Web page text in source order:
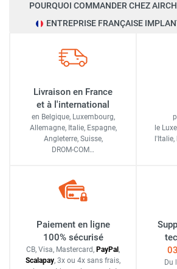
POURQUOI COMMANDER CHEZ
ENTREPRISE FRANÇAISE
Livraison en France
et à l'international
en Belgique, Luxembourg,
Allemagne, Italie, Espagne,
Angleterre, Suisse,
DROM-COM…
le
l'Italie,
Paiement en ligne
100% sécurisé
CB, Visa, Mastercard, PayPal ,
Scalapay, 3x ou 4x sans frais,
Du